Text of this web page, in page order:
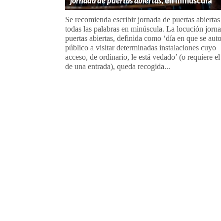
Se recomienda escribir jornada de puertas
todas las palabras en minúscula. La locución
puertas abiertas, definida como ‘día en que se
público a visitar determinadas instalaciones cuyo
acceso, de ordinario, le está vedado’ (o requiere
de una entrada), queda recogida...